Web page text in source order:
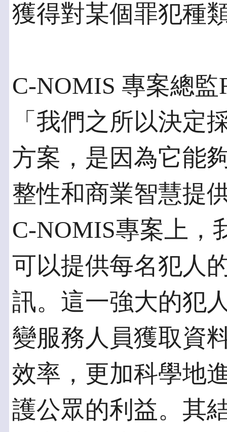
獲得對某個罪犯種
C-NOMIS 專案總
「我們之所以決定
方案，是因為它能
整性和商業智慧提
C-NOMIS專案上，
可以提供每名犯人
訊。這一強大的犯
變服務人員獲取資
效率，更加科學地
護公眾的利益。其